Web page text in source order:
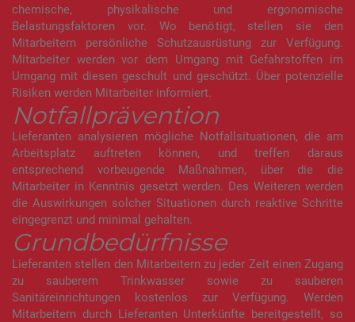
chemische, physikalische und ergonomische
Belastungsfaktoren vor. Wo benötigt, stellen sie den
Mitarbeitern persönliche Schutzausrüstung zur Verfügung.
Mitarbeiter werden vor dem Umgang mit Gefahrstoffen im
Umgang mit diesen geschult und geschützt. Über potenzielle
Risiken werden Mitarbeiter informiert.
Notfallprävention
Lieferanten analysieren mögliche Notfallsituationen, die am
Arbeitsplatz auftreten können, und treffen daraus
entsprechend vorbeugende Maßnahmen, über die die
Mitarbeiter in Kenntnis gesetzt werden. Des Weiteren werden
die Auswirkungen solcher Situationen durch reaktive Schritte
eingegrenzt und minimal gehalten.
Grundbedürfnisse
Lieferanten stellen den Mitarbeitern zu jeder Zeit einen Zugang
zu sauberem Trinkwasser sowie zu sauberen
Sanitäreinrichtungen kostenlos zur Verfügung. Werden
Mitarbeitern durch Lieferanten Unterkünfte bereitgestellt, so